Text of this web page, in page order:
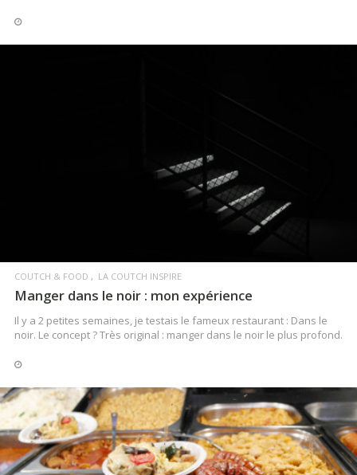
LIRE LA SUITE
COUTCH & FOOD LA COUTCH INSPIRE
Manger dans le noir : mon expérience
Il y a 2 petites semaines, je testais le fameux restaurant : Dans le
noir. Le concept ? Très original : manger dans le noir le plus profond.